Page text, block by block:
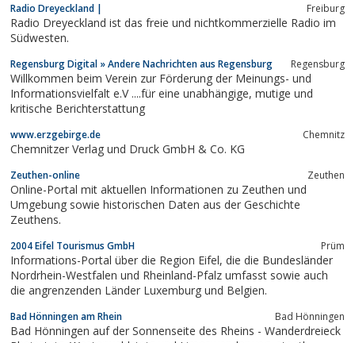
Radio Dreyeckland | Freiburg
Radio Dreyeckland ist das freie und nichtkommerzielle Radio im
Südwesten.
Regensburg Digital » Andere Nachrichten aus Regensburg Regensburg
Willkommen beim Verein zur Förderung der Meinungs- und
Informationsvielfalt e.V ....für eine unabhängige, mutige und
kritische Berichterstattung
www.erzgebirge.de Chemnitz
Chemnitzer Verlag und Druck GmbH & Co. KG
Zeuthen-online Zeuthen
Online-Portal mit aktuellen Informationen zu Zeuthen und
Umgebung sowie historischen Daten aus der Geschichte
Zeuthens.
2004 Eifel Tourismus GmbH Prüm
Informations-Portal über die Region Eifel, die die Bundesländer
Nordrhein-Westfalen und Rheinland-Pfalz umfasst sowie auch
die angrenzenden Länder Luxemburg und Belgien.
Bad Hönningen am Rhein Bad Hönningen
Bad Hönningen auf der Sonnenseite des Rheins - Wanderdreieck